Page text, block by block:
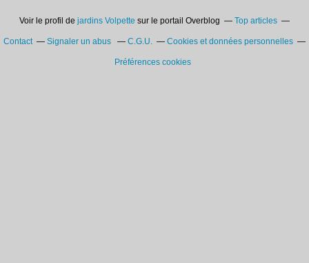
Voir le profil de jardins Volpette sur le portail Overblog Top articles
Contact Signaler un abus C.G.U. Cookies et données personnelles
Préférences cookies